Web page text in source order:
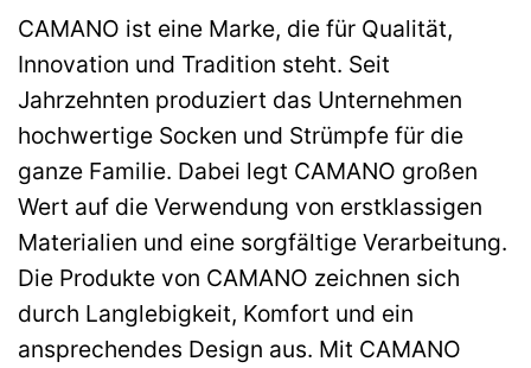
CAMANO ist eine Marke, die für Qualität,
Innovation und Tradition steht. Seit
Jahrzehnten produziert das Unternehmen
hochwertige Socken und Strümpfe für die
ganze Familie. Dabei legt CAMANO großen
Wert auf die Verwendung von erstklassigen
Materialien und eine sorgfältige Verarbeitung.
Die Produkte von CAMANO zeichnen sich
durch Langlebigkeit, Komfort und ein
ansprechendes Design aus. Mit CAMANO